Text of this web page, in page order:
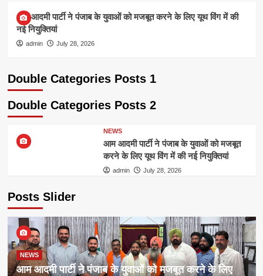
आम आदमी पार्टी ने पंजाब के युवाओं को मजबूत करने के लिए यूथ विंग में की
नई नियुक्तियां
admin July 28, 2026
Double Categories Posts 1
Double Categories Posts 2
NEWS
आम आदमी पार्टी ने पंजाब के युवाओं को मजबूत
करने के लिए यूथ विंग में की नई नियुक्तियां
admin July 28, 2026
Posts Slider
NEWS
आम आदमी पार्टी ने पंजाब के युवाओं को मजबूत करने के लिए